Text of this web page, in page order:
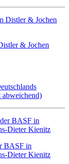
& Jochen
abweichend)
BASF in
Dieter Kienitz